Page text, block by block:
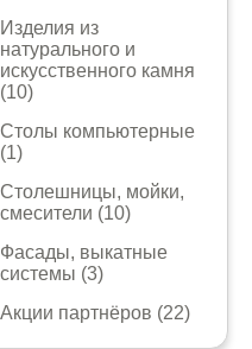
Изделия из
натурального и
искусственного камня
(10)
Столы компьютерные
(1)
Столешницы, мойки,
смесители (10)
Фасады, выкатные
системы (3)
Акции партнёров (22)